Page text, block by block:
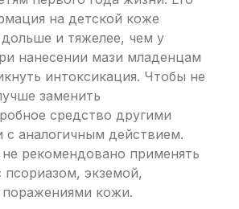
на детской коже
и тяжелее, чем у
нанесении мази младенцам
интоксикация. Чтобы не
заменить
средство другими
с аналогичным действием.
рекомендовано применять
псориазом, экземой,
кожи.